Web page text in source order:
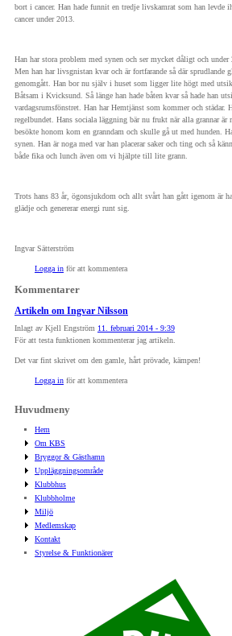
bort i cancer. Han hade funnit en tredje livskamrat som han
cancer under 2013.
Han har stora problem med synen och ser mycket dåligt och
Men han har livsgnistan kvar och är fortfarande så där sprudlande
genomgått. Han bor nu själv i huset som ligger lite högt med
Båtsam i Kvicksund. Så länge han hade båten kvar så hade han
vardagsrumsfönstret. Han har Hemtjänst som kommer och städar.
regelbundet. Hans sociala läggning bär nu frukt när alla grannar
besökte honom kom en granndam och skulle gå ut med hunden.
synen. Han är noga med var han placerar saker och ting och så
både fika och lunch även om vi hjälpte till lite grann.
Trots hans 83 år, ögonsjukdom och allt svårt han gått igenom är
glädje och genererar energi runt sig.
Ingvar Sätterström
Logga in för att kommentera
Kommentarer
Artikeln om Ingvar Nilsson
Inlagt av Kjell Engström 11. februari 2014 - 9:39
För att testa funktionen kommenterar jag artikeln.
Det var fint skrivet om den gamle, hårt prövade, kämpen!
Logga in för att kommentera
Huvudmeny
Hem
Om KBS
Bryggor & Gästhamn
Uppläggningsområde
Klubbhus
Klubbholme
Miljö
Medlemskap
Kontakt
Styrelse & Funktionärer